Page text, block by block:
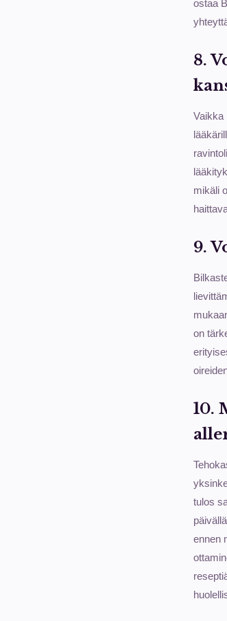
ostaa
8.
Vaikka
mikäli
9.
on
10.
tulos
ennen